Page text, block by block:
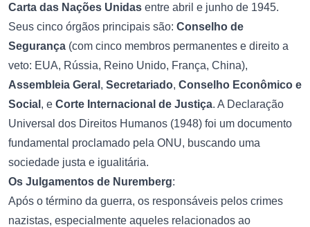
Carta das Nações Unidas entre abril e junho de 1945.
Seus cinco órgãos principais são: Conselho de
Segurança (com cinco membros permanentes e direito a
veto: EUA, Rússia, Reino Unido, França, China),
Assembleia Geral , Secretariado, Conselho Econômico e
Social , e Corte Internacional de Justiça. A Declaração
Universal dos Direitos Humanos (1948) foi um documento
fundamental proclamado pela ONU, buscando uma
sociedade justa e igualitária.
Os Julgamentos de Nuremberg:
Após o término da guerra, os responsáveis pelos crimes
nazistas, especialmente aqueles relacionados ao